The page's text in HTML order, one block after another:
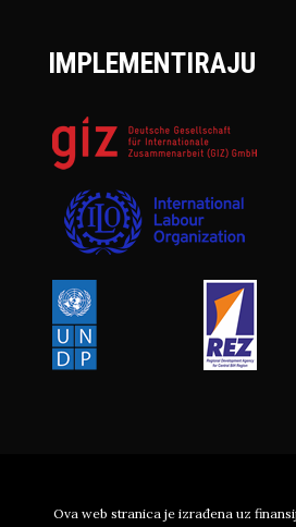
IMPLEMENTIRAJU
Ova web stranica je izrađena uz